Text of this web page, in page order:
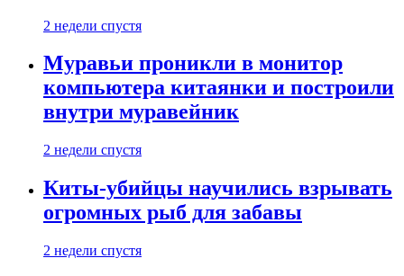
2 недели спустя
Муравьи проникли в монитор
компьютера китаянки и построили
внутри муравейник
2 недели спустя
Киты-убийцы научились взрывать
огромных рыб для забавы
2 недели спустя